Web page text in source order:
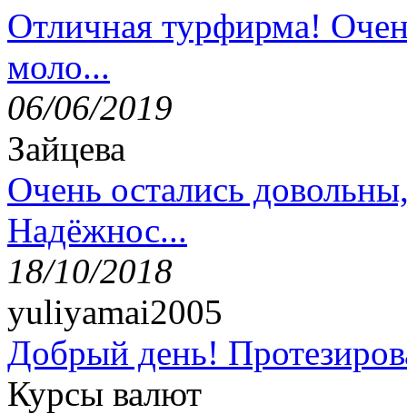
Отличная турфирма!
моло...
06/06/2019
Зайцева
Очень остались
Надёжнос...
18/10/2018
yuliyamai2005
Добрый день!
Курсы валют